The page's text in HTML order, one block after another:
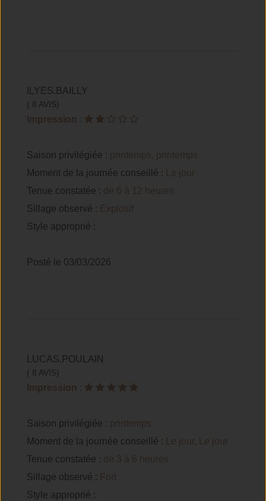
ILYES.BAILLY
( 8 AVIS)
Impression :
Saison privilégiée : printemps, printemps
Moment de la journée conseillé :
Le jour
Tenue constatée : de 6 à 12 heures
Sillage observé : Explosif
Style approprié :
Posté le 03/03/2026
LUCAS.POULAIN
( 8 AVIS)
Impression :
Saison privilégiée : printemps
Moment de la journée conseillé :
Le jour, Le jour
Tenue constatée : de 3 à 6 heures
Sillage observé : Fort
Style approprié :